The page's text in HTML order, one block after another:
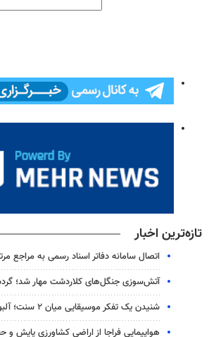
تازه‌ترین اخبار
اتصال سامانه دفاتر اسناد رسمی به مراجع
آتش‌سوزی جنگل‌های کلاردشت مهار شد؛
شنیدن یک تفکر موسیقایی میان ۲ سنت؛ آلبوم «رسم» منتشر شد
هواپیمایی فراجا از اراضی کشاورزی پایش